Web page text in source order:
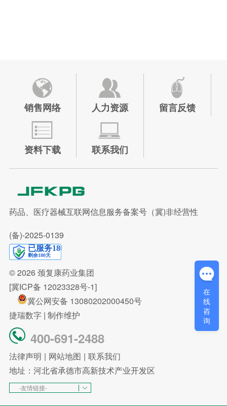
销售网络 人力资源 留言反馈
资料下载 联系我们
药品、医疗器械互联网信息服务备案号（冀)非经营性
(备)-2025-0139
© 2026颈复康药业集团
[冀ICP备 12023328号-1]
冀公网安备 13080202000450号
捷瑞数字| 制作维护
400-691-2488
法律声明 | 网站地图 | 联系我们
地址：河北省承德市高新技术产业开发区
-友情链接-
在
线
咨
询